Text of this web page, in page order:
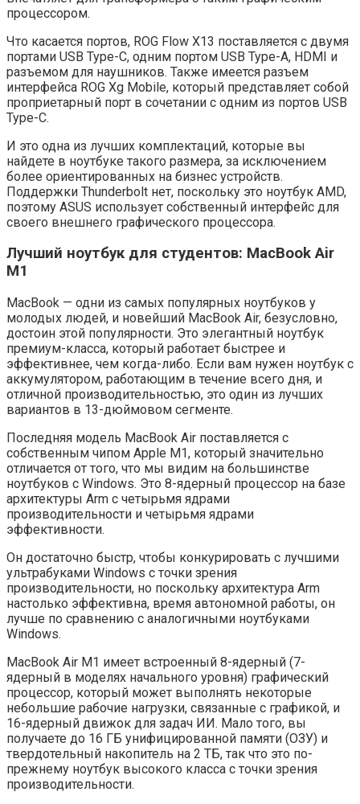
процессором.
Что касается портов, ROG Flow X13 поставляется с двумя
портами USB Type-C, одним портом USB Type-A, HDMI и
разъемом для наушников. Также имеется разъем
интерфейса ROG Xg Mobile, который представляет собой
проприетарный порт в сочетании с одним из портов USB
Type-C.
И это одна из лучших комплектаций, которые вы
найдете в ноутбуке такого размера, за исключением
более ориентированных на бизнес устройств.
Поддержки Thunderbolt нет, поскольку это ноутбук AMD,
поэтому ASUS использует собственный интерфейс для
своего внешнего графического процессора.
Лучший ноутбук для студентов: MacBook Air
M1
MacBook — одни из самых популярных ноутбуков у
молодых людей, и новейший MacBook Air, безусловно,
достоин этой популярности. Это элегантный ноутбук
премиум-класса, который работает быстрее и
эффективнее, чем когда-либо. Если вам нужен ноутбук с
аккумулятором, работающим в течение всего дня, и
отличной производительностью, это один из лучших
вариантов в 13-дюймовом сегменте.
Последняя модель MacBook Air поставляется с
собственным чипом Apple M1, который значительно
отличается от того, что мы видим на большинстве
ноутбуков с Windows. Это 8-ядерный процессор на базе
архитектуры Arm с четырьмя ядрами
производительности и четырьмя ядрами
эффективности.
Он достаточно быстр, чтобы конкурировать с лучшими
ультрабуками Windows с точки зрения
производительности, но поскольку архитектура Arm
настолько эффективна, время автономной работы, он
лучше по сравнению с аналогичными ноутбуками
Windows.
MacBook Air M1 имеет встроенный 8-ядерный (7-
ядерный в моделях начального уровня) графический
процессор, который может выполнять некоторые
небольшие рабочие нагрузки, связанные с графикой, и
16-ядерный движок для задач ИИ. Мало того, вы
получаете до 16 ГБ унифицированной памяти (ОЗУ) и
твердотельный накопитель на 2 ТБ, так что это по-
прежнему ноутбук высокого класса с точки зрения
производительности.